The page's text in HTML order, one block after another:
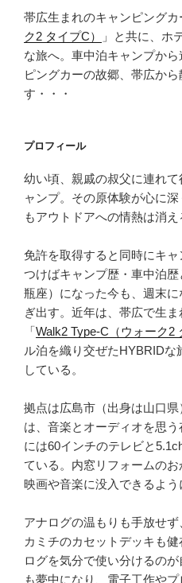
帯広生まれのキャンピングカ
ク2 タイプC）
」と共に、ホ
な旅へ。車中泊キャンプか
ピングカーの故郷、帯広か
す・・・
プロフィール
幼い頃、親戚の叔父に連れ
ャンプ。その原体験が心に
もアウトドアへの情熱は消え
免許を取得すると同時にキ
つけばキャンプ歴・車中泊
瓶座）になった今も、週末
ぎ出す。近年は、帯広で生
「Walk2 Type‑C（ウォーク2
ル泊を織り交ぜたHYBRID
している。
拠点は広島市（出身は山口
は、音楽とオーディオを思
には60インチのテレビと
ている。内窓リフォームの
映画や音楽に没入できるよう
アナログの温もりも手放せ
カミチのカセットデッキも
ログを気分で使い分けるの
も夢中になり、電子工作や